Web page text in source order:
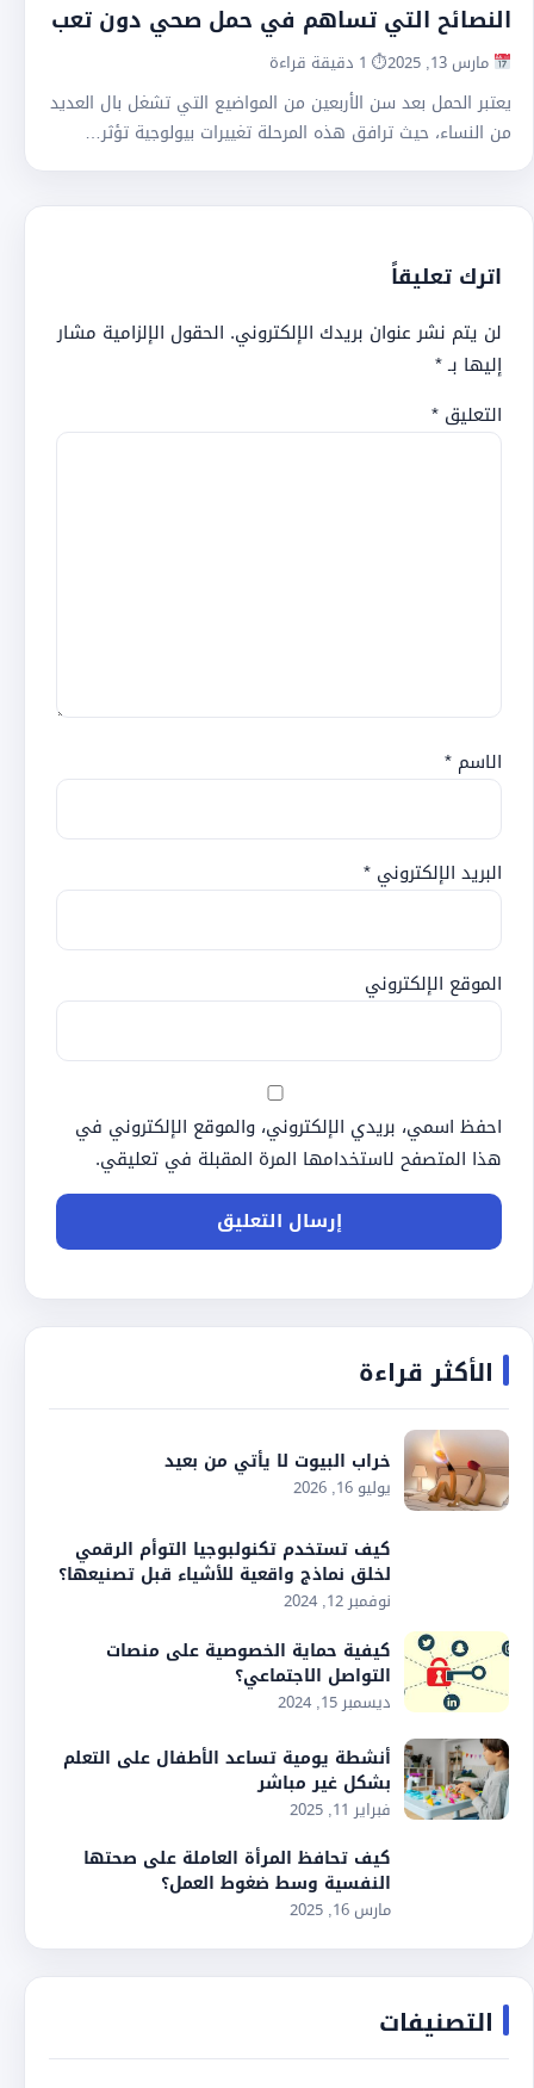
النصائح التي تساهم في حمل صحي دون تعب
مارس 13, 2025 ⏱ 1 دقيقة قراءة
يعتبر الحمل بعد سن الأربعين من المواضيع التي تشغل بال العديد
من النساء، حيث ترافق هذه المرحلة تغييرات بيولوجية تؤثر…
اترك تعليقاً
لن يتم نشر عنوان بريدك الإلكتروني. الحقول الإلزامية مشار
إليها بـ*
التعليق *
الاسم *
البريد الإلكتروني *
الموقع الإلكتروني
احفظ اسمي، بريدي الإلكتروني، والموقع الإلكتروني في
هذا المتصفح لاستخدامها المرة المقبلة في تعليقي.
الأكثر قراءة
خراب البيوت لا يأتي من بعيد
يوليو 16, 2026
كيف تستخدم تكنولبوجيا التوأم الرقمي
لخلق نماذج واقعية للأشياء قبل تصنيعها؟
نوفمبر 12, 2024
كيفية حماية الخصوصية على منصات
التواصل الاجتماعي؟
ديسمبر 15, 2024
أنشطة يومية تساعد الأطفال على التعلم
بشكل غير مباشر
فبراير 11, 2025
كيف تحافظ المرأة العاملة على صحتها
النفسية وسط ضغوط العمل؟
مارس 16, 2025
التصنيفات